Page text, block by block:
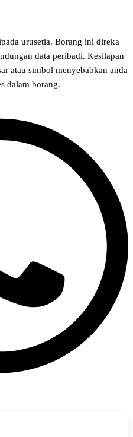
urusetia. Borang ini direka
data peribadi. Kesilapan
atau simbol menyebabkan anda
dalam borang.